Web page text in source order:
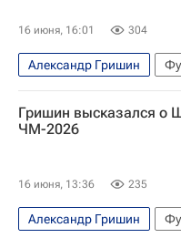
16 июня, 16:01 304
Александр Гришин
ЧМ по футболу 2026
Гришин высказался о
ЧМ-2026
16 июня, 13:36 235
Александр Гришин